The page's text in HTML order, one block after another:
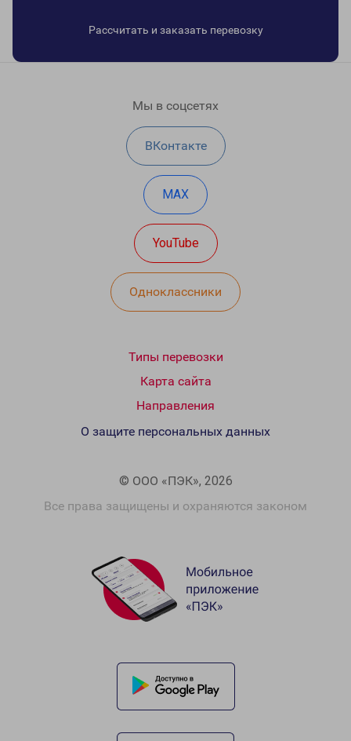
Рассчитать и заказать перевозку
Мы в соцсетях
ВКонтакте
MAX
YouTube
Одноклассники
Типы перевозки
Карта сайта
Направления
© ООО «ПЭК», 2026
Все права защищены и охраняются законом
О защите персональных данных